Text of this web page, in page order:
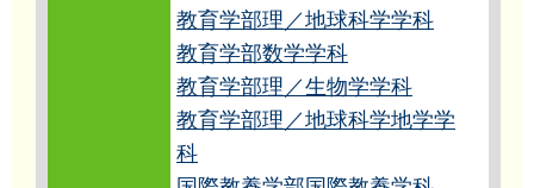
教育学部理／地球科学学科
教育学部数学学科
教育学部理／生物学学科
教育学部理／地球科学地学学
科